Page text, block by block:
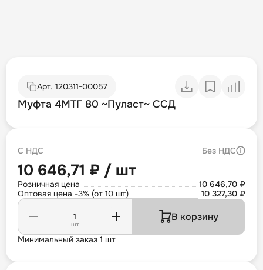
Арт. 120311-00057
Муфта 4МТГ 80 ~Пуласт~ ССД
С НДС Без НДС
10 646,71 ₽ / шт
Розничная цена
10 646,70 ₽
Оптовая цена -3% (от 10 шт)
10 327,30 ₽
шт
В корзину
Минимальный заказ 1 шт